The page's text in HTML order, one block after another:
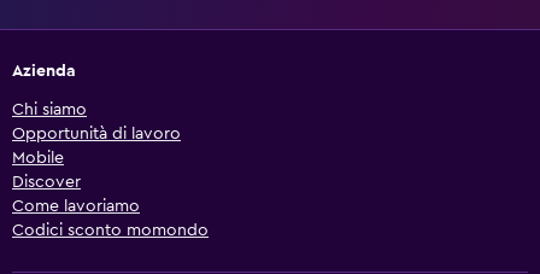
Azienda
Chi siamo
Opportunità di lavoro
Mobile
Discover
Come lavoriamo
Codici sconto momondo